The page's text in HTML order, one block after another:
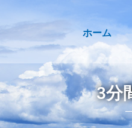
ホーム
3分